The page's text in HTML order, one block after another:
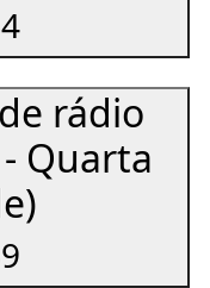
rádio
Quarta